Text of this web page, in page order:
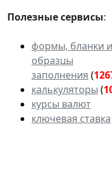
Полезные сервисы:
формы, бланки и
образцы
заполнения (
калькуляторы (
курсы валют
ключевая ставка